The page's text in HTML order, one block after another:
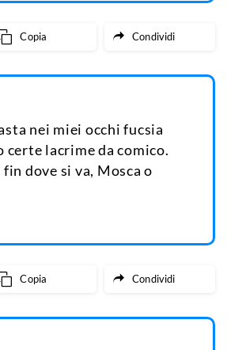
Copia Condividi
nei miei occhi fucsia
certe lacrime da comico.
dove si va, Mosca o
Copia Condividi